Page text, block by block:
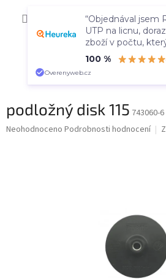
podložný disk 115 743060-6
Průměrné
Neohodnoceno Podrobnosti hodnocení
“Objednával jsem
UTP na licnu,
zboží v počtu,
100 %
Overenyweb.cz